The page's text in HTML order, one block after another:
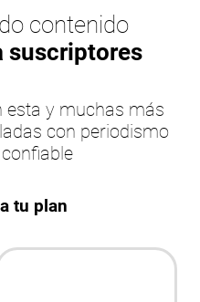
contenido
suscriptores
esta y muchas más
con periodismo
tu plan